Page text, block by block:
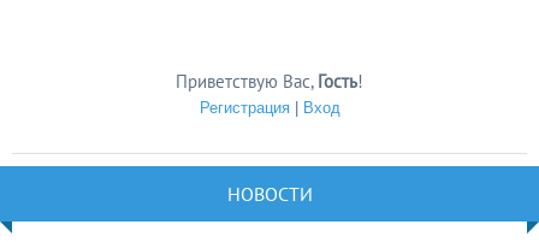
Приветствую Вас, Гость!
Регистрация| Вход
НОВОСТИ